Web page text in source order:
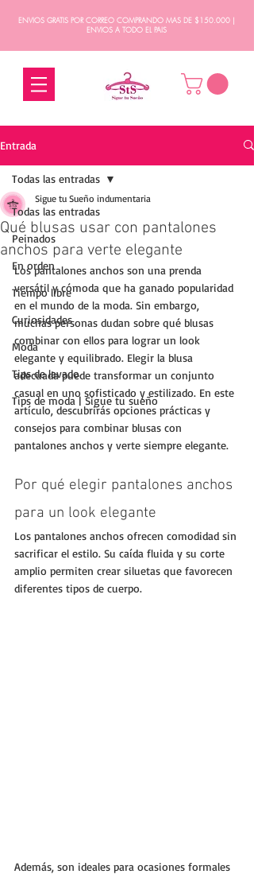
ENVIOS GRATIS POR CORREO COMPRANDO MAS DE $150.000 |
ENVIOS A TODO EL PAIS
Entrada
Todas las entradas
Peinados
En orden
Tiempo libre
Curiosidades
Moda
Tips de lavado
Tips de moda | Sigue tu sueño
Todas las entradas
Qué blusas usar con pantalones
anchos para verte elegante
Sigue tu Sueño indumentaria
Los pantalones anchos son una prenda
versátil y cómoda que ha ganado popularidad
en el mundo de la moda. Sin embargo,
muchas personas dudan sobre qué blusas
combinar con ellos para lograr un look
elegante y equilibrado. Elegir la blusa
adecuada puede transformar un conjunto
casual en uno sofisticado y estilizado. En este
artículo, descubrirás opciones prácticas y
consejos para combinar blusas con
pantalones anchos y verte siempre elegante.
Por qué elegir pantalones anchos
para un look elegante
Los pantalones anchos ofrecen comodidad sin
sacrificar el estilo. Su caída fluida y su corte
amplio permiten crear siluetas que favorecen
diferentes tipos de cuerpo.
Además, son ideales para ocasiones formales